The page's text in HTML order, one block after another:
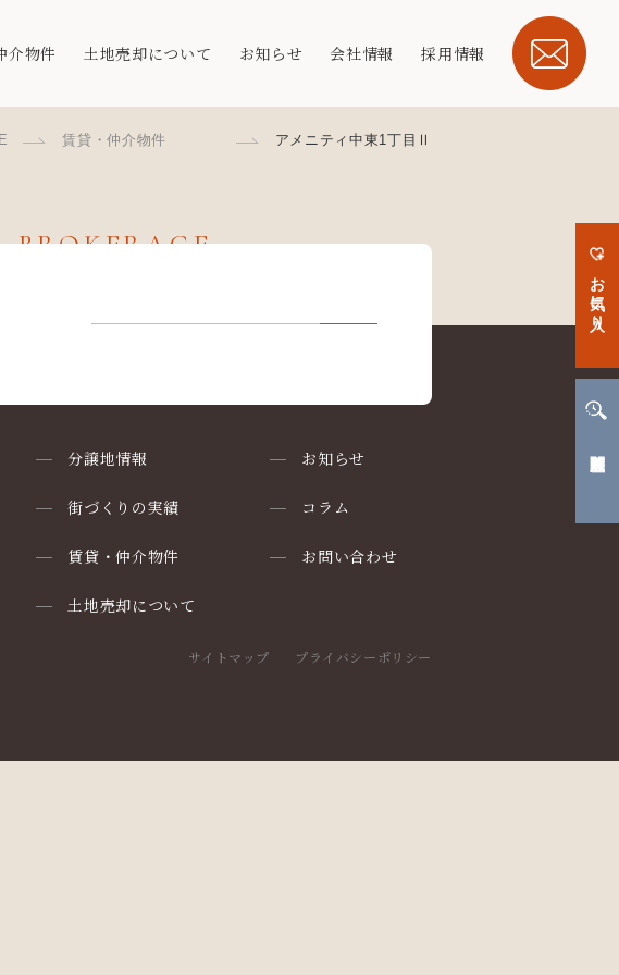
介物件 土地売却について お知らせ 会社情報 採用情報
賃貸・仲介物件 アメニティ中東1丁目Ⅱ
BROKERAGE
お気に入り
分譲地情報 お知らせ
街づくりの実績 コラム
賃貸・仲介物件 お問い合わせ
土地売却について
サイトマップ プライバシーポリシー